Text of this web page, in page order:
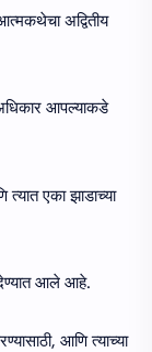
अद्वितीय
आपल्याकडे
एका झाडाच्या
देण्यात आले आहे.
आणि त्याच्या